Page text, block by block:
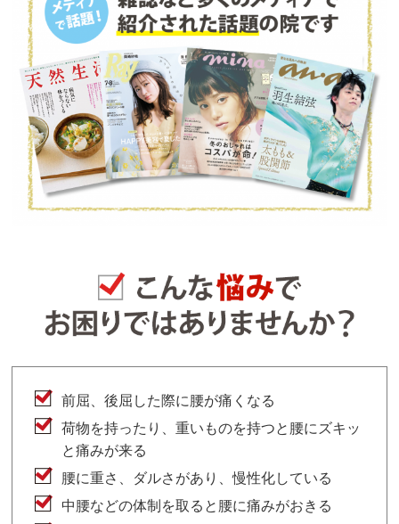
前屈、後屈した際に腰が痛くなる
荷物を持ったり、重いものを持つと腰にズキッ
と痛みが来る
腰に重さ、ダルさがあり、慢性化している
中腰などの体制を取ると腰に痛みがおきる